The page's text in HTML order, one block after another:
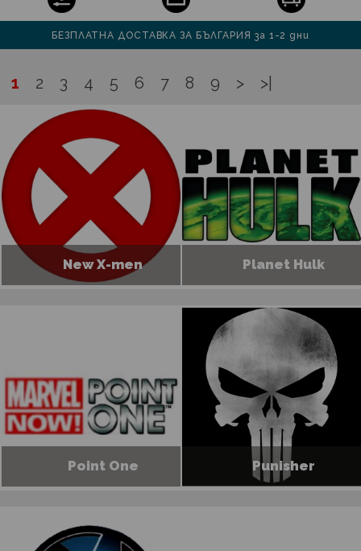
БЕЗПЛАТНА ДОСТАВКА ЗА БЪЛГАРИЯ за 1-2 дни
1 2 3 4 5 6 7 8 9 > >|
New X-men Planet Hulk
Point One Punisher